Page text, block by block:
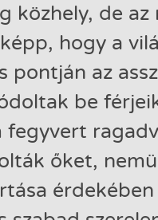
közhely, de az
hogy a
pontján az
be
fegyvert
őket,